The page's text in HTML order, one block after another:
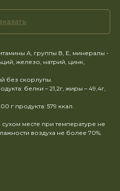
А, группы В, Е, минералы -
железо, натрий, цинк,
без скорлупы.
белки – 21,2г, жиры – 49,4г,
г продукта: 579 ккал.
месте при температуре не
воздуха не более 70%.